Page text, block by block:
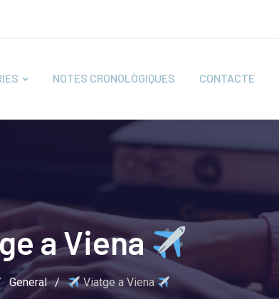
NOTES CRONOLÒGIQUES CONTACTE
a Viena
General / Viatge a Viena